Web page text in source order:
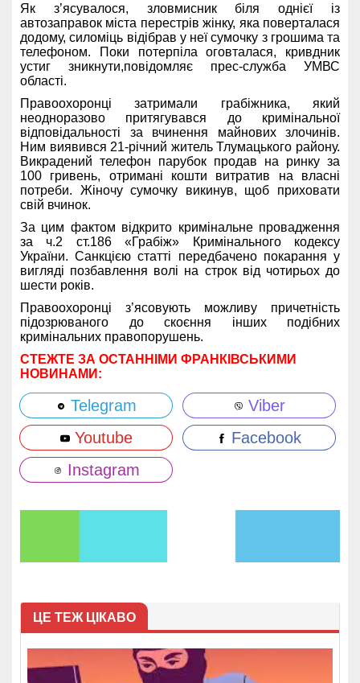
Як з’ясувалося, зловмисник біля однієї із
автозаправок міста перестрів жінку, яка поверталася
додому, силоміць відібрав у неї сумочку з грошима та
телефоном. Поки потерпіла оговталася, кривдник
устиг зникнути,повідомляє прес-служба УМВС
області.
Правоохоронці затримали грабіжника, який
неодноразово притягувався до кримінальної
відповідальності за вчинення майнових злочинів.
Ним виявився 21-річний житель Тлумацького району.
Викрадений телефон парубок продав на ринку за
100 гривень, отримані кошти витратив на власні
потреби. Жіночу сумочку викинув, щоб приховати
свій вчинок.
За цим фактом відкрито кримінальне провадження
за ч.2 ст.186 «Грабіж» Кримінального кодексу
України. Санкцією статті передбачено покарання у
вигляді позбавлення волі на строк від чотирьох до
шести років.
Правоохоронці з’ясовують можливу причетність
підозрюваного до скоєння інших подібних
кримінальних правопорушень.
СТЕЖТЕ ЗА ОСТАННІМИ ФРАНКІВСЬКИМИ
НОВИНАМИ:
Telegram
Viber
Youtube
Facebook
Instagram
ЦЕ ТЕЖ ЦІКАВО